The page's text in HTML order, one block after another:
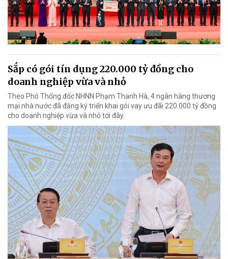
Sắp có gói tín dụng 220.000 tỷ đồng cho
doanh nghiệp vừa và nhỏ
Theo Phó Thống đốc NHNN Phạm Thanh Hà, 4 ngân hàng thương
mại nhà nước đã đăng ký triển khai gói vay ưu đãi 220.000 tỷ đồng
cho doanh nghiệp vừa và nhỏ tới đây.